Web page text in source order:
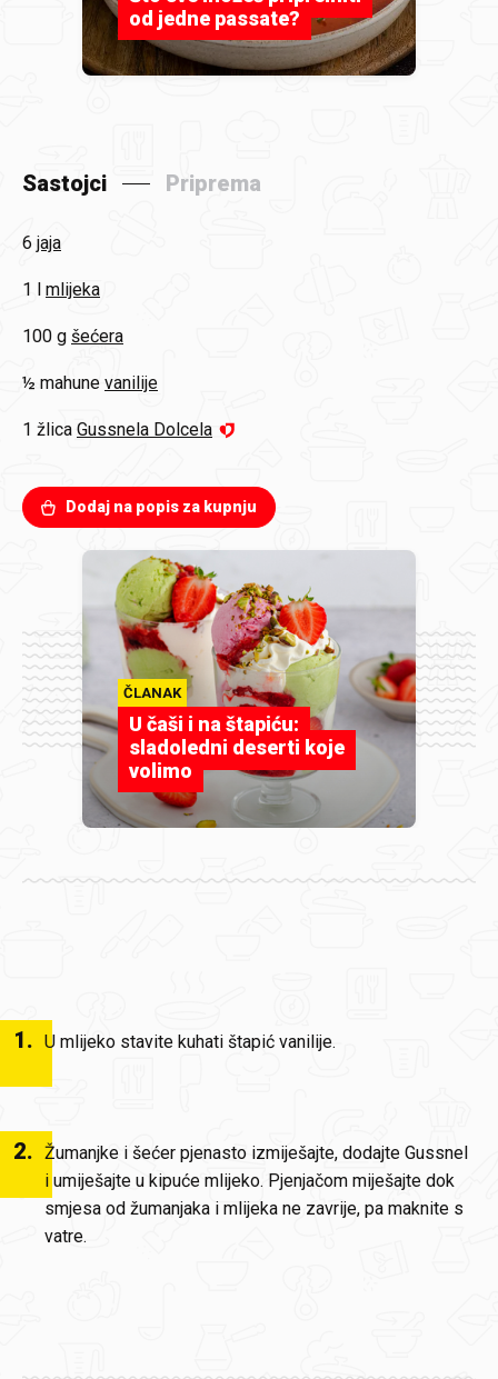
od jedne passate?
Sastojci Priprema
6 jaja
1 l mlijeka
100 g šećera
½ mahune vanilije
1 žlica Gussnela Dolcela
Dodaj na popis za kupnju
ČLANAK
U čaši i na štapiću:
sladoledni deserti koje
volimo
1. U mlijeko stavite kuhati štapić vanilije.
2. Žumanjke i šećer pjenasto izmiješajte, dodajte Gussnel
i umiješajte u kipuće mlijeko. Pjenjačom miješajte dok
smjesa od žumanjaka i mlijeka ne zavrije, pa maknite s
vatre.